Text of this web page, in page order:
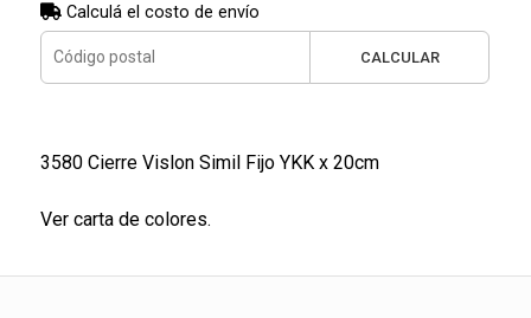
Calculá el costo de envío
CALCULAR
3580 Cierre Vislon Simil Fijo YKK x 20cm
Ver carta de colores.